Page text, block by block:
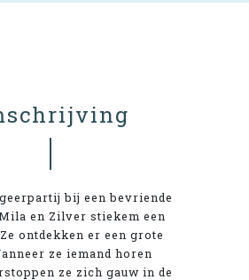
bij een bevriende
en Zilver stiekem een
ontdekken er een grote
ze iemand horen
ze zich gauw in de